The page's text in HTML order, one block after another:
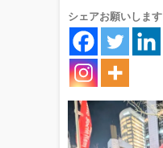
シェアお願いします